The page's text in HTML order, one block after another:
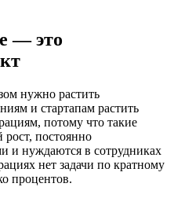
— это
нужно растить
и стартапам растить
потому что такие
постоянно
и нуждаются в сотрудниках
нет задачи по кратному
процентов.